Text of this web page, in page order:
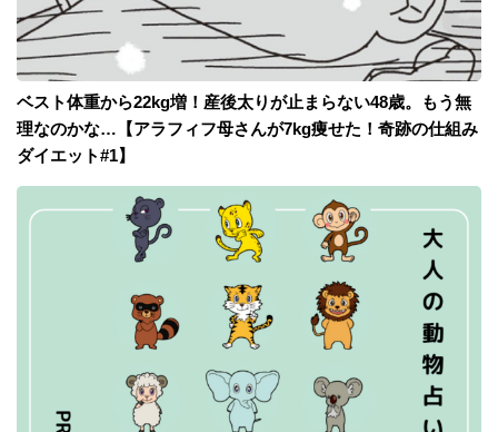
ベスト体重から22kg増！産後太りが止まらない48歳。もう無
理なのかな…【アラフィフ母さんが7kg痩せた！奇跡の仕組み
ダイエット#1】